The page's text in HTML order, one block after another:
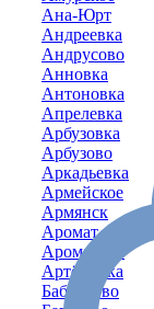
Ана-Юрт
Андреевка
Андрусово
Анновка
Антоновка
Апрелевка
Арбузовка
Арбузово
Аркадьевка
Армейское
Армянск
Аромат
Ароматное
Артёмовка
Бабенково